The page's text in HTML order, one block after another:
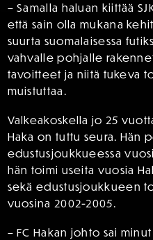
– Samalla haluan kiittää
että sain olla mukana
suurta suomalaisessa
vahvalle pohjalle
tavoitteet ja niitä tukeva
muistuttaa.
Valkeakoskella jo 25
Haka on tuttu seura. Hän
edustusjoukkueessa
hän toimi useita vuosia
sekä edustusjoukkueen
vuosina 2002-2005.
– FC Hakan johto sai